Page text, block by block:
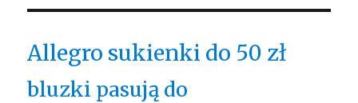
Allegro sukienki do 50 zł
bluzki pasują do